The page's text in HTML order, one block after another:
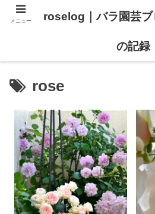
rose
メニュー roselog｜バラ園芸ブ
の記録